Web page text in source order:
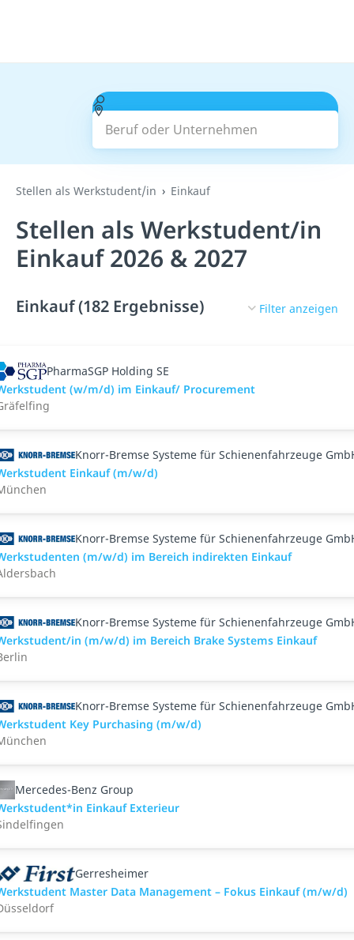
Beruf oder Unternehmen
Suchen
Stellen als Werkstudent/in Einkauf
Stellen als Werkstudent/in
Einkauf 2026 & 2027
Einkauf (182 Ergebnisse) Filter anzeigen
PharmaSGP Holding SE
(w/m/d) im Einkauf/ Procurement
Knorr-Bremse Systeme für Schienenfahrzeuge
Einkauf (m/w/d)
Knorr-Bremse Systeme für Schienenfahrzeuge
(m/w/d) im Bereich indirekten Einkauf
Knorr-Bremse Systeme für Schienenfahrzeuge
in (m/w/d) im Bereich Brake Systems Einkauf
Knorr-Bremse Systeme für Schienenfahrzeuge
Key Purchasing (m/w/d)
Mercedes-Benz Group
Einkauf Exterieur
Gerresheimer
Master Data Management – Fokus Einkauf (m/w/d)